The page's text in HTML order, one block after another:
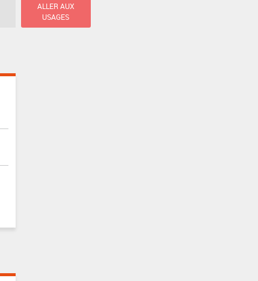
ALLER AUX
USAGES